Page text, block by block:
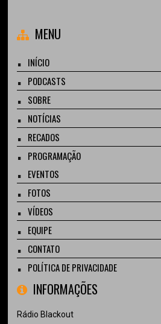
MENU
INÍCIO
PODCASTS
SOBRE
NOTÍCIAS
RECADOS
PROGRAMAÇÃO
EVENTOS
FOTOS
VÍDEOS
EQUIPE
CONTATO
POLÍTICA DE PRIVACIDADE
INFORMAÇÕES
Rádio Blackout